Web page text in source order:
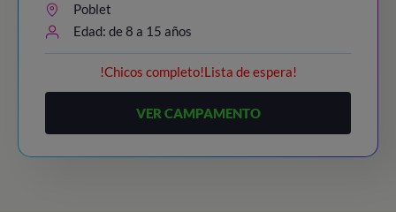
Poblet
Edad: de 8 a 15 años
!Chicos completo!Lista de espera!
VER CAMPAMENTO